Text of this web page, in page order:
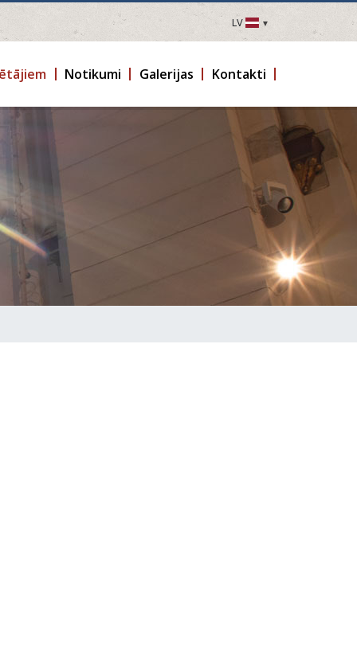
LV
LV
FR
LT
Notikumi Galerijas Kontakti